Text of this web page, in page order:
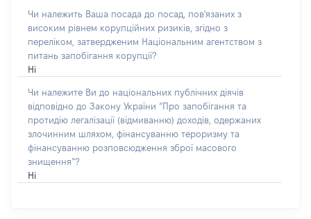
Чи належить Ваша посада до посад, пов'язаних з
високим рівнем корупційних ризиків, згідно з
переліком, затвердженим Національним агентством з
питань запобігання корупції?
Ні
Чи належите Ви до національних публічних діячів
відповідно до Закону України “Про запобігання та
протидію легалізації (відмиванню) доходів, одержаних
злочинним шляхом, фінансуванню тероризму та
фінансуванню розповсюдження зброї масового
знищення”?
Ні